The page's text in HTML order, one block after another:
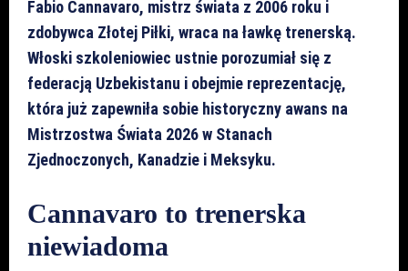
Fabio Cannavaro, mistrz świata z 2006 roku i
zdobywca Złotej Piłki, wraca na ławkę trenerską.
Włoski szkoleniowiec ustnie porozumiał się z
federacją Uzbekistanu i obejmie reprezentację,
która już zapewniła sobie historyczny awans na
Mistrzostwa Świata 2026 w Stanach
Zjednoczonych, Kanadzie i Meksyku.
Cannavaro to trenerska
niewiadoma